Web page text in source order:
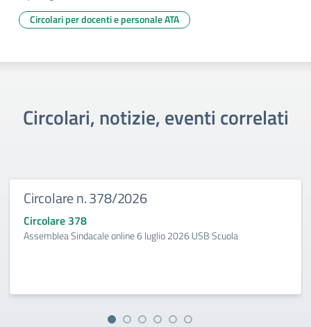
Circolari per docenti e personale ATA
Circolari, notizie, eventi correlati
Circolare n. 378/2026
Circolare 378
Assemblea Sindacale online 6 luglio 2026 USB Scuola